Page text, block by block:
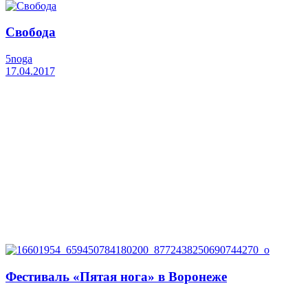
Свобода
5noga
17.04.2017
Фестиваль «Пятая нога» в Воронеже